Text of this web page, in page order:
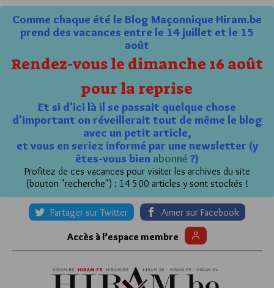
Comme chaque été le Blog Maçonnique Hiram.be
prend des vacances entre le 14 juillet et le 15
août
Rendez-vous le dimanche 16 août
pour la reprise
Et si d'ici là il se passait quelque chose
d'important on réveillerait tout de même le blog
avec un petit article,
et vous en seriez informé par une newsletter (y
êtes-vous bien abonné ?)
Profitez de ces vacances pour visiter les archives du site
(bouton "recherche") : 14 500 articles y sont stockés !
Partager sur Twitter Aimer sur Facebook
Accès à l’espace membre